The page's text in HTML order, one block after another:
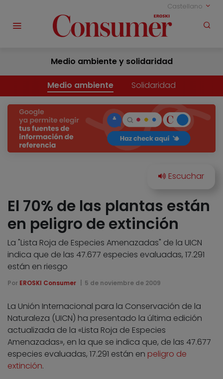
Castellano
Medio ambiente y solidaridad
Medio ambiente Solidaridad
El 70% de las plantas están
en peligro de extinción
La "Lista Roja de Especies Amenazadas" de la UICN
indica que de las 47.677 especies evaluadas, 17.291
están en riesgo
Por EROSKI Consumer 5 de noviembre de 2009
La Unión Internacional para la Conservación de la
Naturaleza (UICN) ha presentado la última edición
actualizada de la «Lista Roja de Especies
Amenazadas», en la que se indica que, de las 47.677
especies evaluadas, 17.291 están en peligro de
extinción.